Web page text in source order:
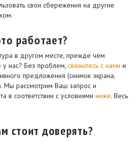
свои сбережения на другие
работает?
в другом месте, прежде чем
у нас? Без проблем, свяжитесь с нами и
предложения (снимок экрана,
Мы рассмотрим Ваш запрос и
в соответствии с условиями ниже. Весь
стоит доверять?